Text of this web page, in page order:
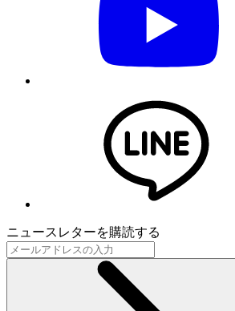
ニュースレターを購読する